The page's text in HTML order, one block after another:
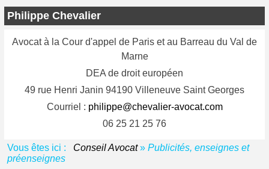
Philippe Chevalier
Avocat à la Cour d'appel de Paris et au Barreau du Val de
Marne
DEA de droit européen
49 rue Henri Janin 94190 Villeneuve Saint Georges
Courriel : philippe@chevalier-avocat.com
06 25 21 25 76
Vous êtes ici : Conseil Avocat» Publicités, enseignes et
préenseignes